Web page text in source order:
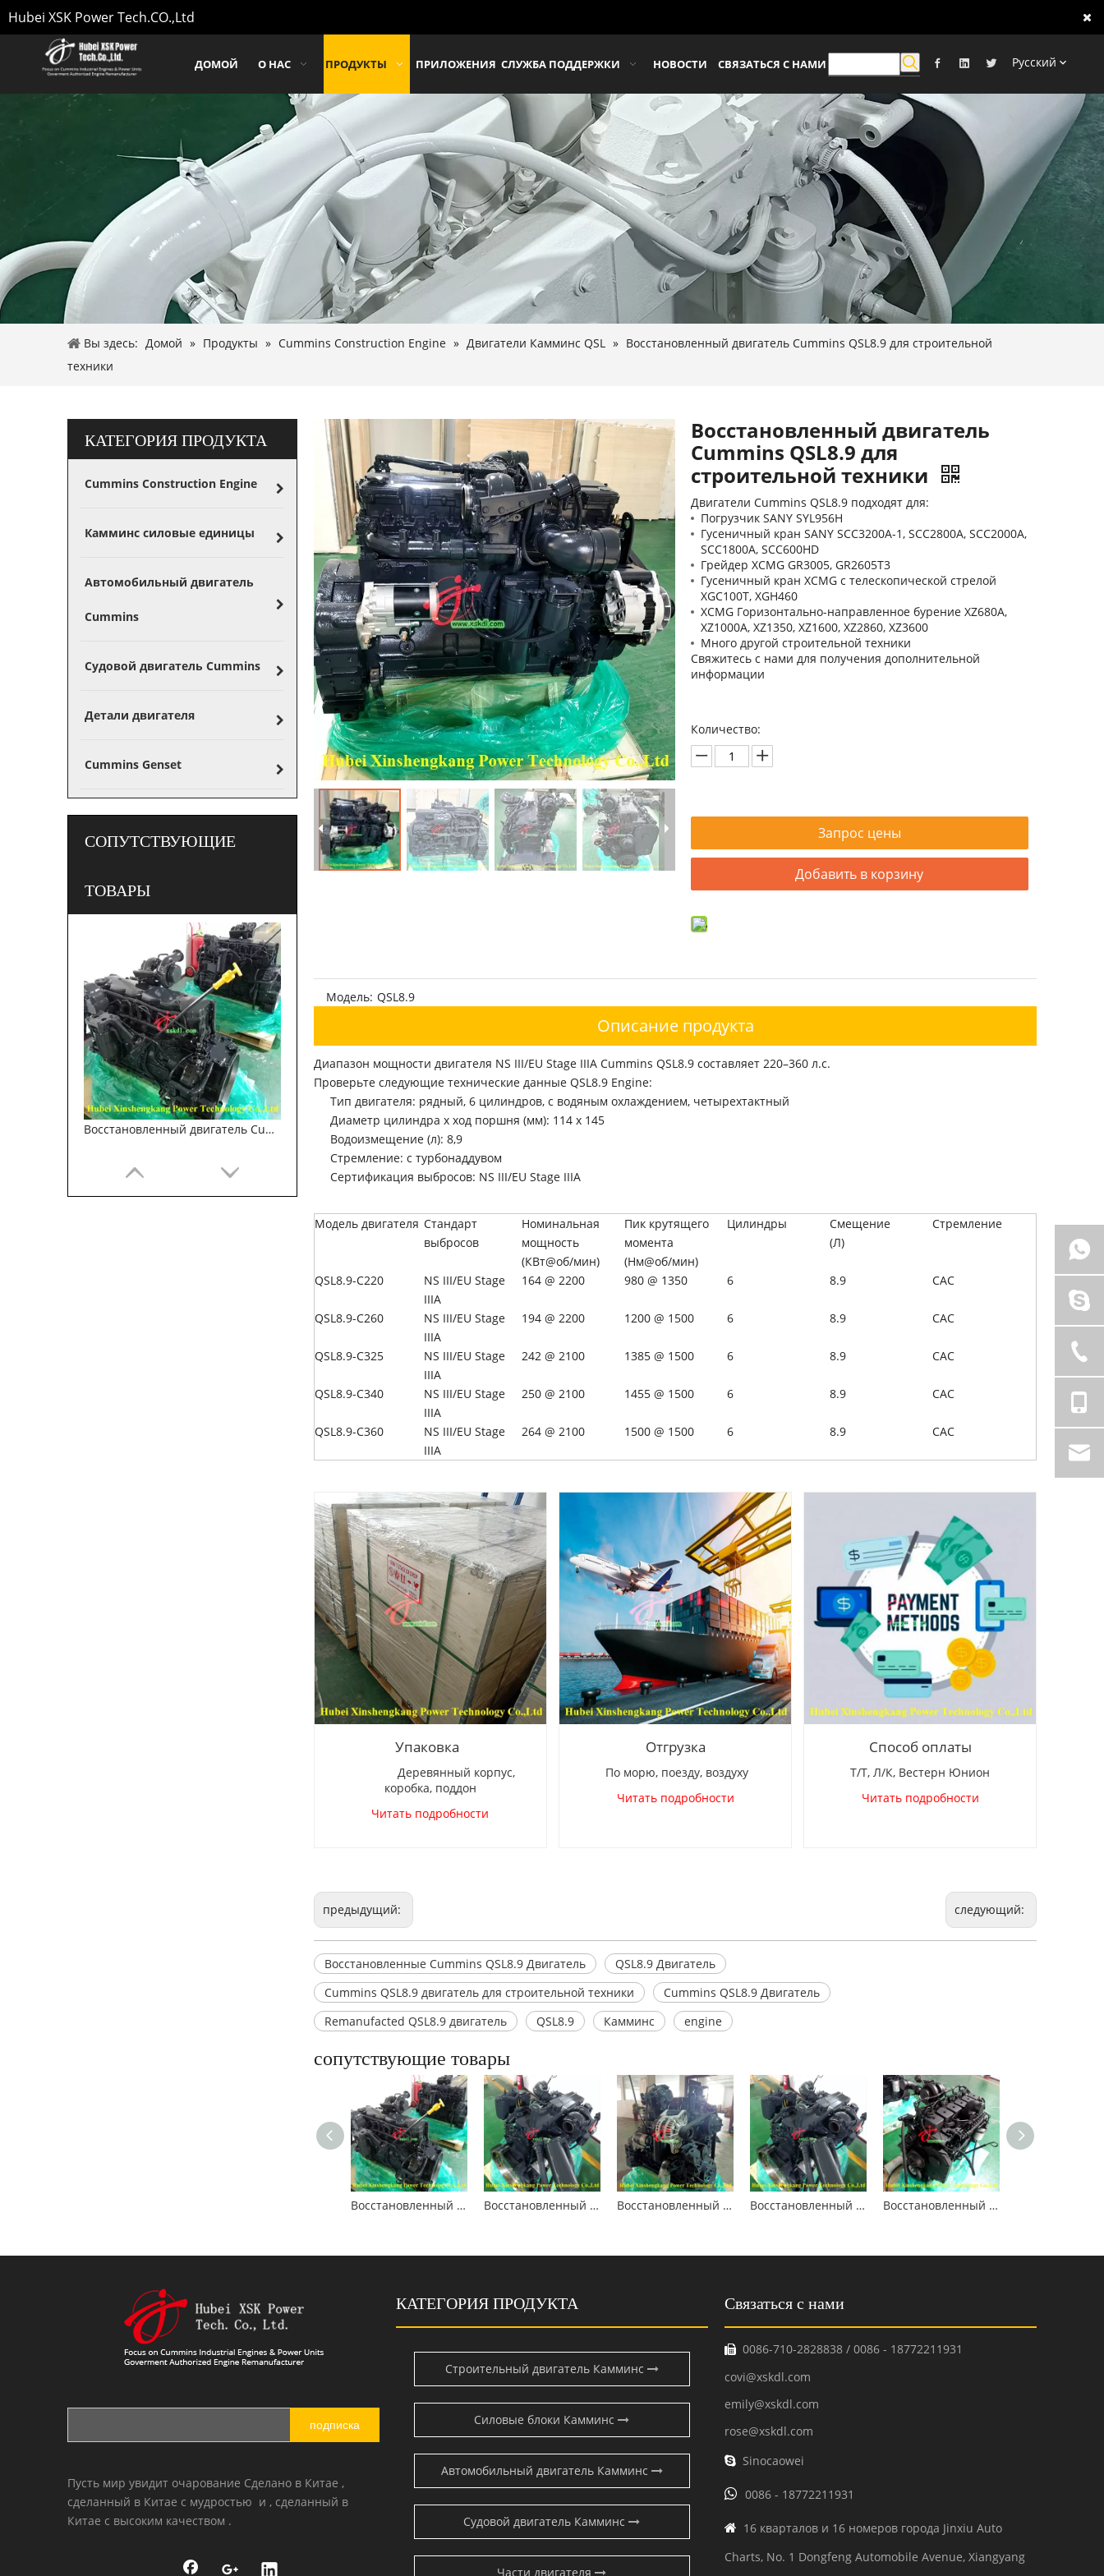
Hubei XSK Power Tech.CO.,Ltd
ДОМОЙ О НАС ПРОДУКТЫ ПРИЛОЖЕНИЯ СЛУЖБА ПОДДЕРЖКИ НОВОСТИ СВЯЗАТЬСЯ С НАМИ Pусский
Вы здесь: Домой » Продукты » Cummins Construction Engine » Двигатели Камминс QSL » Восстановленный двигатель Cummins QSL8.9 для строительной
техники
КАТЕГОРИЯ ПРОДУКТА
Cummins Construction Engine
Камминс силовые единицы
Автомобильный двигатель
Cummins
Судовой двигатель Cummins
Детали двигателя
Cummins Genset
СОПУТСТВУЮЩИЕ
ТОВАРЫ
Восстановленный двигатель Cummins QSB6.7 для строительных машин
Восстановленный двигатель Cummins QSB5.9 для строительной техники
Восстановленный двигатель
Cummins QSL8.9 для
строительной техники
Двигатели Cummins QSL8.9 подходят для:
Погрузчик SANY SYL956H
Гусеничный кран SANY SCC3200A-1, SCC2800A, SCC2000A,
SCC1800A, SCC600HD
Грейдер XCMG GR3005, GR2605T3
Гусеничный кран XCMG с телескопической стрелой
XGC100T, XGH460
XCMG Горизонтально-направленное бурение XZ680A,
XZ1000A, XZ1350, XZ1600, XZ2860, XZ3600
Много другой строительной техники
Свяжитесь с нами для получения дополнительной
информации
Количество:
Запрос цены
Добавить в корзину
Модель: QSL8.9
Описание продукта
Диапазон мощности двигателя NS III/EU Stage IIIA Cummins QSL8.9 составляет 220–360 л.с.
Проверьте следующие технические данные QSL8.9 Engine:
Тип двигателя: рядный, 6 цилиндров, с водяным охлаждением, четырехтактный
Диаметр цилиндра x ход поршня (мм): 114 x 145
Водоизмещение (л): 8,9
Стремление: с турбонаддувом
Сертификация выбросов: NS III/EU Stage IIIA
Модель двигателя Стандарт
выбросов
Номинальная
мощность
(КВт@об/мин)
Пик крутящего
момента
(Нм@об/мин)
Цилиндры
Смещение
(Л)
Стремление
QSL8.9-C220
NS III/EU Stage
IIIA
164 @ 2200 980 @ 1350 6 8.9 CAC
QSL8.9-C260
NS III/EU Stage
IIIA
194 @ 2200 1200 @ 1500 6 8.9 CAC
QSL8.9-C325
NS III/EU Stage
IIIA
242 @ 2100 1385 @ 1500 6 8.9 CAC
QSL8.9-C340
NS III/EU Stage
IIIA
250 @ 2100 1455 @ 1500 6 8.9 CAC
QSL8.9-C360
NS III/EU Stage
IIIA
264 @ 2100 1500 @ 1500 6 8.9 CAC
Упаковка
Деревянный корпус,
коробка, поддон
Читать подробности
Отгрузка
По морю, поезду, воздуху
Читать подробности
Способ оплаты
Т/Т, Л/К, Вестерн Юнион
Читать подробности
предыдущий: следующий:
Восстановленные Cummins QSL8.9 Двигатель
QSL8.9 Двигатель
Cummins QSL8.9 двигатель для строительной техники
Cummins QSL8.9 Двигатель
Remanufacted QSL8.9 двигатель
QSL8.9 Камминс engine
сопутствующие товары
Восстановленный двигатель Cummins QSB6.7 для строительных машин Восстановленный двигатель Cummins QSC8.3 для строительной техники Восстановленный двигатель Cummins QSB4.5 для строительной техники Восстановленный Cummins QSC8.3 Двигатель для строительных машин Восстановленный двигатель Cummins QSB5.9 для строительной техники
подписка
Пусть мир увидит очарование Сделано в Китае ,
сделанный в Китае с мудростью и , сделанный в
Китае с высоким качеством .
КАТЕГОРИЯ ПРОДУКТА
Строительный двигатель Камминс
Силовые блоки Камминс
Автомобильный двигатель Камминс
Судовой двигатель Камминс
Части двигателя
Связаться с нами
 0086-710-2828838 / 0086 - 18772211931
covi@xskdl.com
emily@xskdl.com
rose@xskdl.com
 Sinocaowei
 0086 - 18772211931
 16 кварталов и 16 номеров города Jinxiu Auto
Charts, No. 1 Dongfeng Automobile Avenue, Xiangyang